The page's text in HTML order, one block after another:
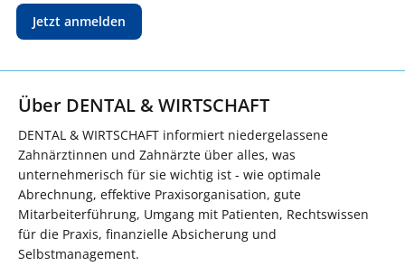
Jetzt anmelden
Über DENTAL & WIRTSCHAFT
DENTAL & WIRTSCHAFT informiert niedergelassene
Zahnärztinnen und Zahnärzte über alles, was
unternehmerisch für sie wichtig ist - wie optimale
Abrechnung, effektive Praxisorganisation, gute
Mitarbeiterführung, Umgang mit Patienten, Rechtswissen
für die Praxis, finanzielle Absicherung und
Selbstmanagement.